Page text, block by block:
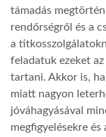
támadás
rendőrségről és a
a
feladatuk ezeket
tartani. Akkor is,
miatt nagyon
jóváhagyásával
megfigyelésekre